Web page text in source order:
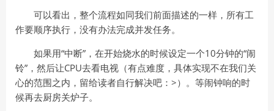
可以看出，整个流程如同我们前面描述的一样，所有工
作要顺序执行，没有办法完成并发任务。
如果用“中断”，在开始烧水的时候设定一个10分钟的“闹
铃”，然后让CPU去看电视（有点难度，具体实现不在我们关
心的范围之内，留给读者自行解决吧：>）。等闹钟响的时
候再去厨房关炉子。